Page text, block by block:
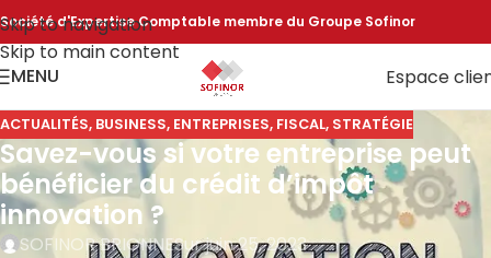
Skip to navigation
Skip to main content
Société d'Expertise Comptable membre du Groupe Sofinor
MENU Espace
ACTUALITÉS, BUSINESS, ENTREPRISES, FISCAL, STRATÉGIE
Savez-vous si votre entreprise peut
bénéficier du crédit d’impôt
innovation ?
SOFINOR BRIONNESur juin 25, 2023